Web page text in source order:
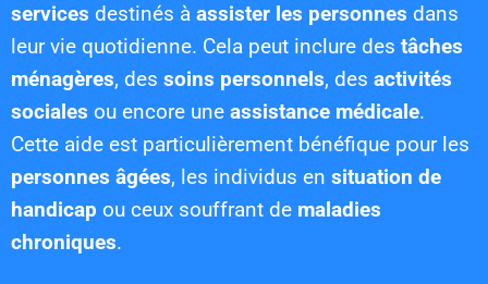
services destinés à assister les personnes dans
leur vie quotidienne. Cela peut inclure des tâches
ménagères, des soins personnels, des activités
sociales ou encore une assistance médicale.
Cette aide est particulièrement bénéfique pour les
personnes âgées, les individus en situation de
handicap ou ceux souffrant de maladies
chroniques.